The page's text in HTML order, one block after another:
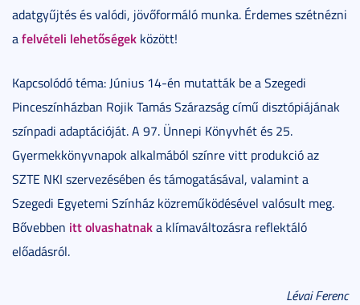
adatgyűjtés és valódi, jövőformáló munka. Érdemes szétnézni
afelvételi lehetőségek között!
Kapcsolódó téma: Június 14-én mutatták be a Szegedi
Pinceszínházban Rojik Tamás Szárazság című disztópiájának
színpadi adaptációját. A 97. Ünnepi Könyvhét és 25.
Gyermekkönyvnapok alkalmából színre vitt produkció az
SZTE NKI szervezésében és támogatásával, valamint a
Szegedi Egyetemi Színház közreműködésével valósult meg.
Bővebben itt olvashatnaka klímaváltozásra reflektáló
előadásról.
Lévai Ferenc